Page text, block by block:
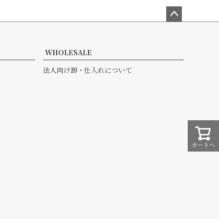
カートへ
へ
WHOLESALE
法人向け卸・仕入れについて